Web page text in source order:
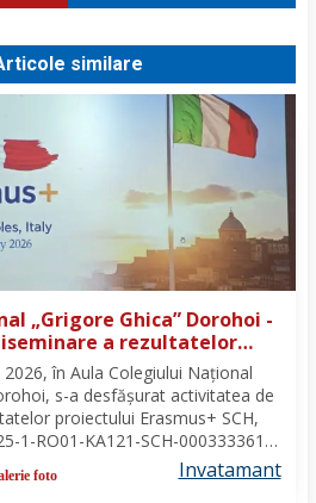
similare
„Grigore Ghica” Dorohoi -
a rezultatelor
SCH, 2025-1-RO01-
în Aula Colegiului Național
s-a desfășurat activitatea de
proiectului Erasmus+ SCH,
1-RO01-KA121-SCH-000333361,
șef, doamna Hrab Cristina, și
Alexa...
foto Invatamant